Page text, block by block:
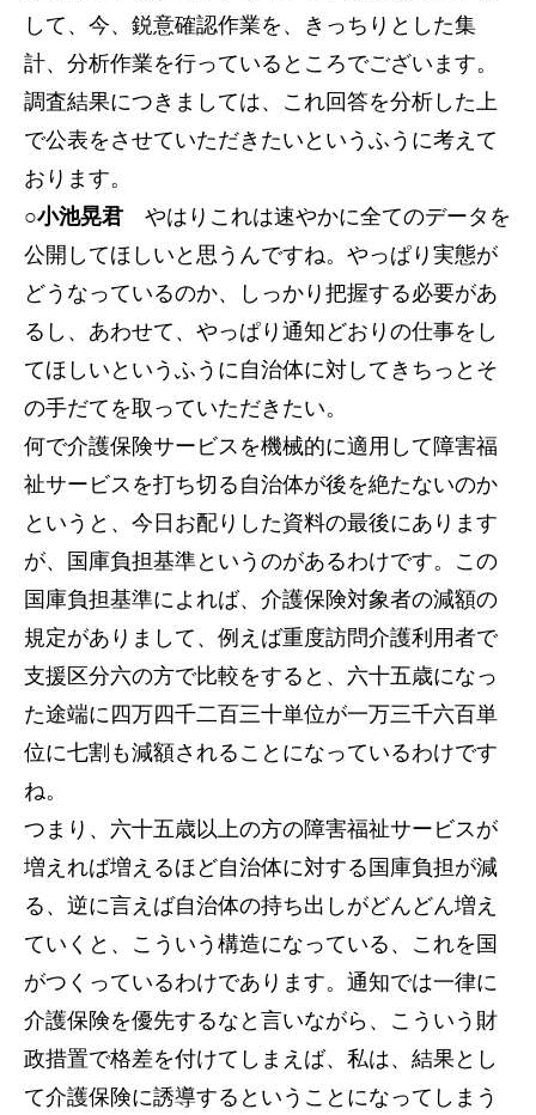
して、今、鋭意確認作業を、きっちりとした集
計、分析作業を行っているところでございます。
調査結果につきましては、これ回答を分析した上
で公表をさせていただきたいというふうに考えて
おります。
○小池晃君 やはりこれは速やかに全てのデータを
公開してほしいと思うんですね。やっぱり実態が
どうなっているのか、しっかり把握する必要があ
るし、あわせて、やっぱり通知どおりの仕事をし
てほしいというふうに自治体に対してきちっとそ
の手だてを取っていただきたい。
何で介護保険サービスを機械的に適用して障害福
祉サービスを打ち切る自治体が後を絶たないのか
というと、今日お配りした資料の最後にあります
が、国庫負担基準というのがあるわけです。この
国庫負担基準によれば、介護保険対象者の減額の
規定がありまして、例えば重度訪問介護利用者で
支援区分六の方で比較をすると、六十五歳になっ
た途端に四万四千二百三十単位が一万三千六百単
位に七割も減額されることになっているわけです
ね。
つまり、六十五歳以上の方の障害福祉サービスが
増えれば増えるほど自治体に対する国庫負担が減
る、逆に言えば自治体の持ち出しがどんどん増え
ていくと、こういう構造になっている、これを国
がつくっているわけであります。通知では一律に
介護保険を優先するなと言いながら、こういう財
政措置で格差を付けてしまえば、私は、結果とし
て介護保険に誘導するということになってしまう